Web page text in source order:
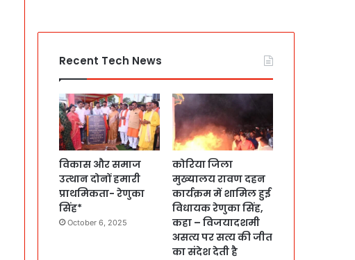
Recent Tech News
विकास और समाज
उत्थान दोनों हमारी
प्राथमिकता- रेणुका
सिंह*
October 6, 2025
कोरिया जिला
मुख्यालय रावण दहन
कार्यक्रम में शामिल हुई
विधायक रेणुका सिंह,
कहा – विजयादशमी
असत्य पर सत्य की जीत
का संदेश देती है